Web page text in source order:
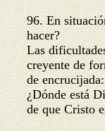
96. En
hacer?
Las
creyente de
de
¿Dónde está
de que Cristo